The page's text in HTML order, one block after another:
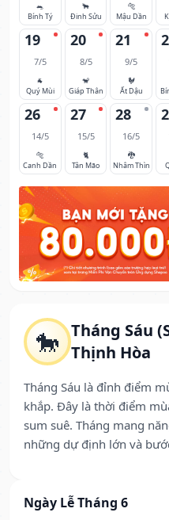
🐎 Tháng Sáu
Thịnh Hòa
Tháng Sáu là đỉnh điểm
khắp. Đây là thời điểm
sum suê. Tháng mang
những dự định lớn và
Ngày Lễ Tháng 6
🐀
Bính Tý
🐂
Đinh Sửu
🐅
Mậu Dần
19
7/5
🐐
Quý Mùi
20
8/5
🐒
Giáp Thân
21
9/5
🐓
Ất Dậu
26
14/5
🐅
Canh Dần
27
15/5
🐈
Tân Mão
28
16/5
🐉
Nhâm Thìn